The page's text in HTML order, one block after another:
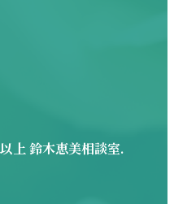
上 鈴木恵美相談室.